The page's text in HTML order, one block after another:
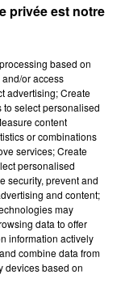
Catherine-de-
privée est notre
based on
or access
advertising; Create
select personalised
content
or combinations
services; Create
personalised
security, prevent and
and content;
may
data to offer
information actively
combine data from
devices based on